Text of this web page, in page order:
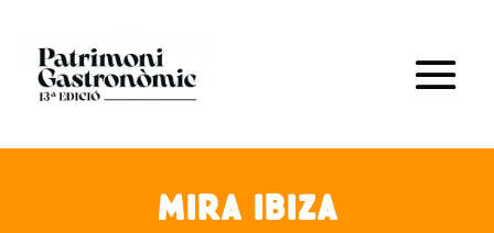
MIRA IBIZA